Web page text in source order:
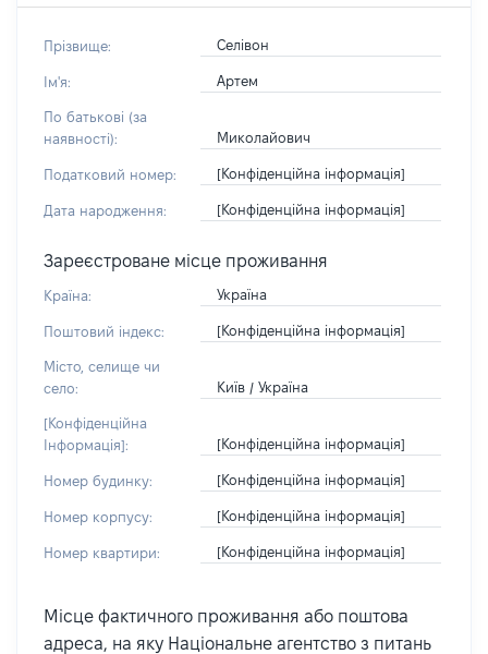
Прізвище: Селівон
Ім'я: Артем
По батькові (за
наявності):
Миколайович
Податковий номер: [Конфіденційна інформація]
Дата народження: [Конфіденційна інформація]
Зареєстроване місце проживання
Країна: Україна
Поштовий індекс: [Конфіденційна інформація]
Місто, селище чи
село:
Київ / Україна
[Конфіденційна
Інформація]:
[Конфіденційна інформація]
Номер будинку: [Конфіденційна інформація]
Номер корпусу: [Конфіденційна інформація]
Номер квартири: [Конфіденційна інформація]
Місце фактичного проживання або поштова
адреса, на яку Національне агентство з питань